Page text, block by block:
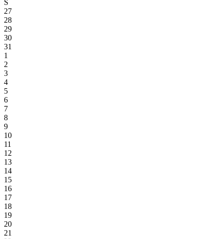
S
27
28
29
30
31
1
2
3
4
5
6
7
8
9
10
11
12
13
14
15
16
17
18
19
20
21